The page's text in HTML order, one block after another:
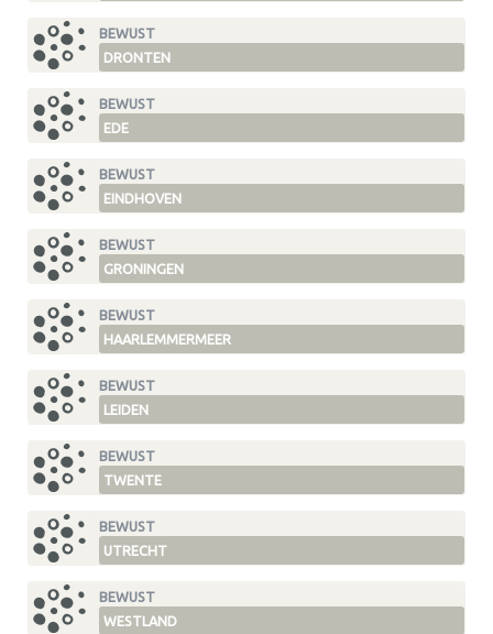
BEWUST
DRONTEN
BEWUST
EDE
BEWUST
EINDHOVEN
BEWUST
GRONINGEN
BEWUST
HAARLEMMERMEER
BEWUST
LEIDEN
BEWUST
TWENTE
BEWUST
UTRECHT
BEWUST
WESTLAND